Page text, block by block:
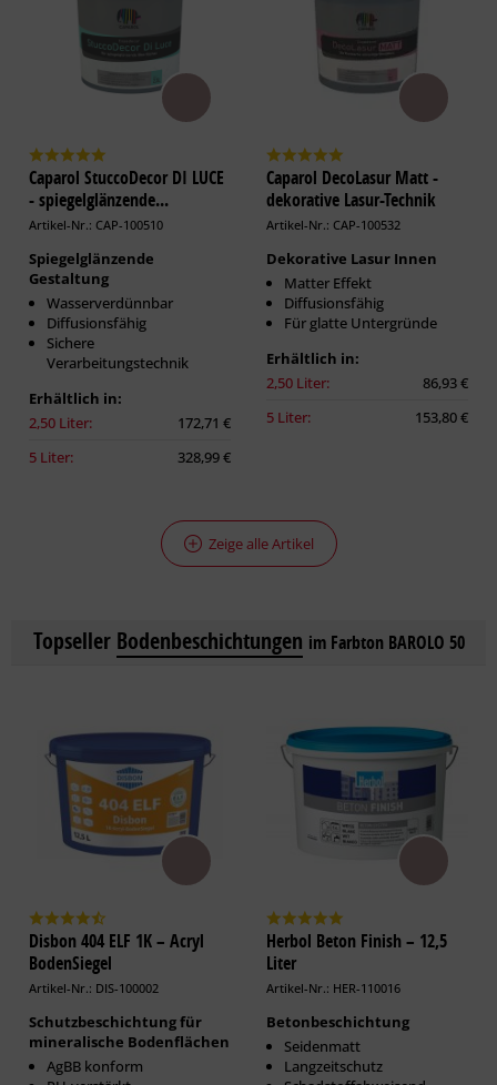
Caparol StuccoDecor DI LUCE
- spiegelglänzende...
Artikel-Nr.: CAP-100510
Spiegelglänzende
Gestaltung
Wasserverdünnbar
Diffusionsfähig
Sichere
Verarbeitungstechnik
Erhältlich in:
2,50 Liter:
172,71 €
5 Liter:
328,99 €
Caparol DecoLasur Matt -
dekorative Lasur-Technik
Artikel-Nr.: CAP-100532
Dekorative Lasur Innen
Matter Effekt
Diffusionsfähig
Für glatte Untergründe
Erhältlich in:
2,50 Liter:
86,93 €
5 Liter:
153,80 €
Zeige alle Artikel
Topseller Bodenbeschichtungen im Farbton BAROLO 50
Disbon 404 ELF 1K – Acryl
BodenSiegel
Artikel-Nr.: DIS-100002
Schutzbeschichtung für
mineralische Bodenflächen
AgBB konform
Herbol Beton Finish – 12,5
Liter
Artikel-Nr.: HER-110016
Betonbeschichtung
Seidenmatt
Langzeitschutz